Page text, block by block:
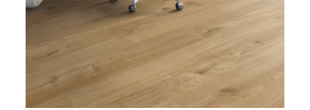
OVERIGE PRODUCTEN
DIENSTEN
CONTACT